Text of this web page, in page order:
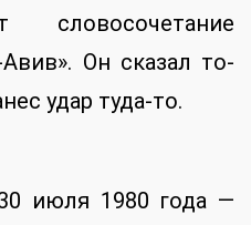
словосочетание
Он сказал то-
удар туда-то.
июля 1980 года —